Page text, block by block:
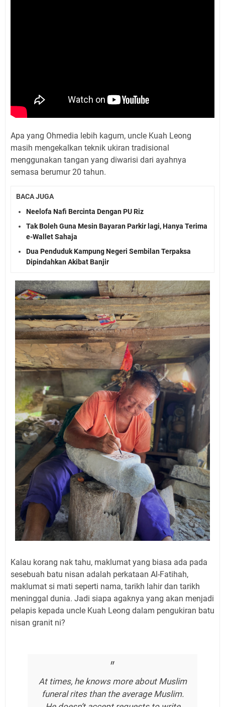
Apa yang Ohmedia lebih kagum, uncle Kuah Leong
masih mengekalkan teknik ukiran tradisional
menggunakan tangan yang diwarisi dari ayahnya
semasa berumur 20 tahun.
BACA JUGA
Neelofa Nafi Bercinta Dengan PU Riz
Tak Boleh Guna Mesin Bayaran Parkir lagi, Hanya Terima
e-Wallet Sahaja
Dua Penduduk Kampung Negeri Sembilan Terpaksa
Dipindahkan Akibat Banjir
Kalau korang nak tahu, maklumat yang biasa ada pada
sesebuah batu nisan adalah perkataan Al-Fatihah,
maklumat si mati seperti nama, tarikh lahir dan tarikh
meninggal dunia. Jadi siapa agaknya yang akan menjadi
pelapis kepada uncle Kuah Leong dalam pengukiran batu
nisan granit ni?
At times, he knows more about Muslim
funeral rites than the average Muslim.